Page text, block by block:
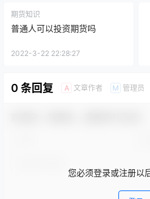
期货知识
普通人可以投资期货吗
2022-3-22 22:28:27
0 条回复 A 文章作者 M 管理员
您必须登录或注册以